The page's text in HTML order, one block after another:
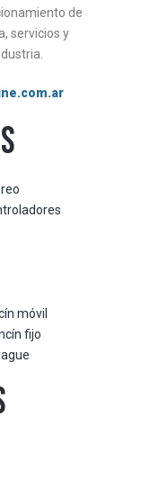
de
servicios y
móvil
fijo